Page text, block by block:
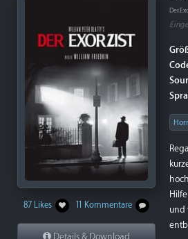
87 Likes 11 Kommentare
Details & Download
und